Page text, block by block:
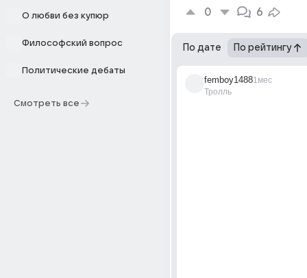
О любви без купюр
Философский вопрос
Политические дебаты
Смотреть все
0 6
По дате По рейтингу
femboy1488
Тролль
1мес